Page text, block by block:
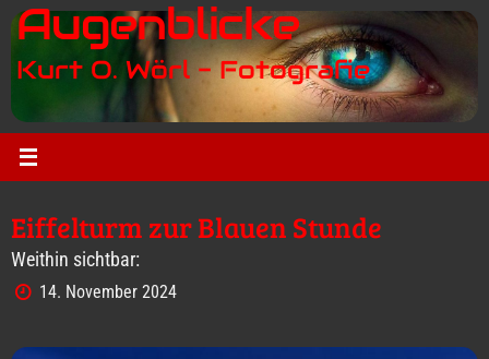
Zum
Inhalt
springen
Augenblicke
Kurt O. Wörl - Fotografie
Eiffelturm zur Blauen Stunde
Weithin sichtbar:
14. November 2024